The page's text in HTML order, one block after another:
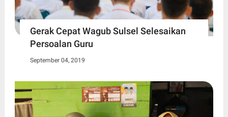
Gerak Cepat Wagub Sulsel Selesaikan
Persoalan Guru
September 04, 2019